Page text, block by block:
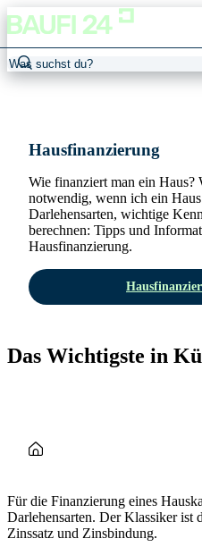
Haus­finanzierung
Wie finanziert man ein
notwendig, wenn ich ein
Darlehensarten, wichtige
berechnen: Tipps und
Hausfinanzierung.
Das Wichtigste in
Für die Finanzierung eines
Darlehensarten. Der Klassiker ist
Zinssatz und Zinsbindung.